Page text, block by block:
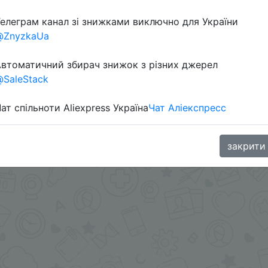
каналі:
канал зі знижками виключно для України
збирач знижок з різних джерел
спільноти Aliexpress УкраїнаЧат Аліекспресс
закрити